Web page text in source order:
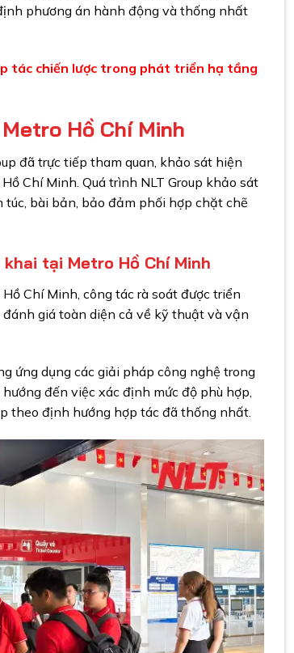
phương án hành động và thống nhất
tác chiến lược trong phát triển hạ tầng
Hồ Chí Minh
đã trực tiếp tham quan, khảo sát hiện
Chí Minh. Quá trình NLT Group khảo sát
bài bản, bảo đảm phối hợp chặt chẽ
tại Metro Hồ Chí Minh
Chí Minh, công tác rà soát được triển
giá toàn diện cả về kỹ thuật và vận
ứng dụng các giải pháp công nghệ trong
đến việc xác định mức độ phù hợp,
theo định hướng hợp tác đã thống nhất.